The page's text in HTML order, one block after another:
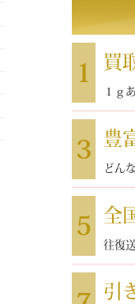
1 買
１ｇ
3 豊
どん
5 全
往復
引